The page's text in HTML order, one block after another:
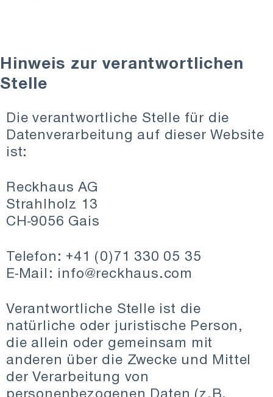
Hinweis zur verantwortlichen
Stelle
Die verantwortliche Stelle für die
Datenverarbeitung auf dieser Website
ist:
Reckhaus AG
Strahlholz 13
CH-9056 Gais
Telefon: +41 (0)71 330 05 35
E-Mail: info@reckhaus.com
Verantwortliche Stelle ist die
natürliche oder juristische Person,
die allein oder gemeinsam mit
anderen über die Zwecke und Mittel
der Verarbeitung von
personenbezogenen Daten (z.B.